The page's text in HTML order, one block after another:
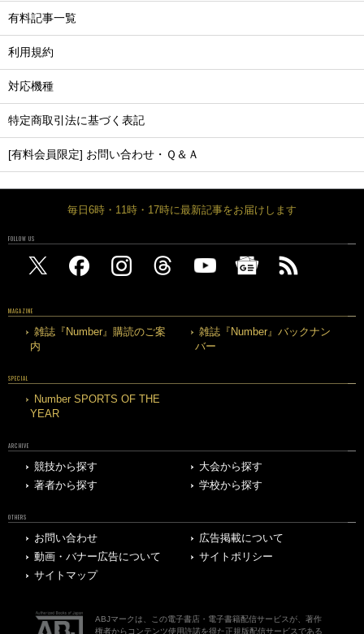
有料記事一覧
利用規約
対応機種
特定商取引法に基づく表記
[有料会員限定] お問い合わせ・Ｑ＆Ａ
毎日6時・11時・17時に最新記事をお届けします
FOLLOW US
MAGAZINE
雑誌『Number』購読のご案
内
雑誌『Number』バックナン
バー
SPECIAL
Number SPORTS OF THE
YEAR
ARCHIVE
競技から探す
大会から探す
著者から探す
学校から探す
OTHERS
お問い合わせ
広告掲載について
動画・バナー広告について
サイトポリシー
サイトマップ
ABJマークは、この電子書店・電子書籍配信サービスが、著作
権者からコンテンツ使用許諾を得た正規版配信サービスである